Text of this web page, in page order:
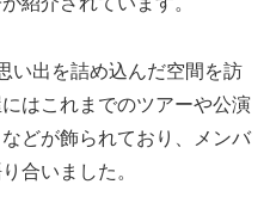
い出を詰め込んだ空間を訪
はこれまでのツアーや公演
どが飾られており、メンバ
合いました。